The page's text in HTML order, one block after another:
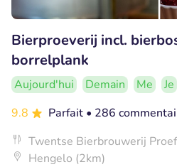
Bierproeverij incl.
borrelplank
Aujourd'hui Demain Me Je
9.8
Parfait • 286
Twentse Bierbrouwerij
Hengelo (2km)